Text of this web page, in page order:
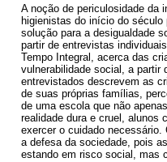
A noção de periculosidade da
higienistas do início do
solução para a desigualdade
partir de entrevistas
Tempo Integral, acerca das
vulnerabilidade social, a partir
entrevistados descrevem as
de suas próprias famílias,
de uma escola que não
realidade dura e cruel, alunos
exercer o cuidado
a defesa da sociedade, pois
estando em risco social, mas